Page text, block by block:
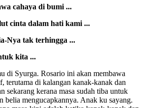
cahaya di bumi ...
cinta dalam hati kami ...
Nya tak terhingga ...
kita ...
di Syurga. Rosario ini akan membawa
terutama di kalangan kanak-kanak dan
sekarang kerana masa sudah tiba untuk
belia mengucapkannya. Anak ku sayang.